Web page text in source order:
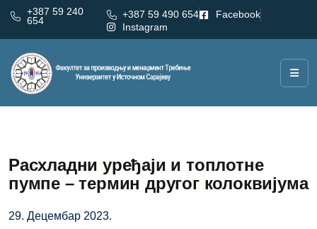
+387 59 240
654
+387 59 490 654
Facebook
Instagram
Расхладни уређаји и топлотне
пумпе – термин другог колоквијума
29. Децембар 2023.